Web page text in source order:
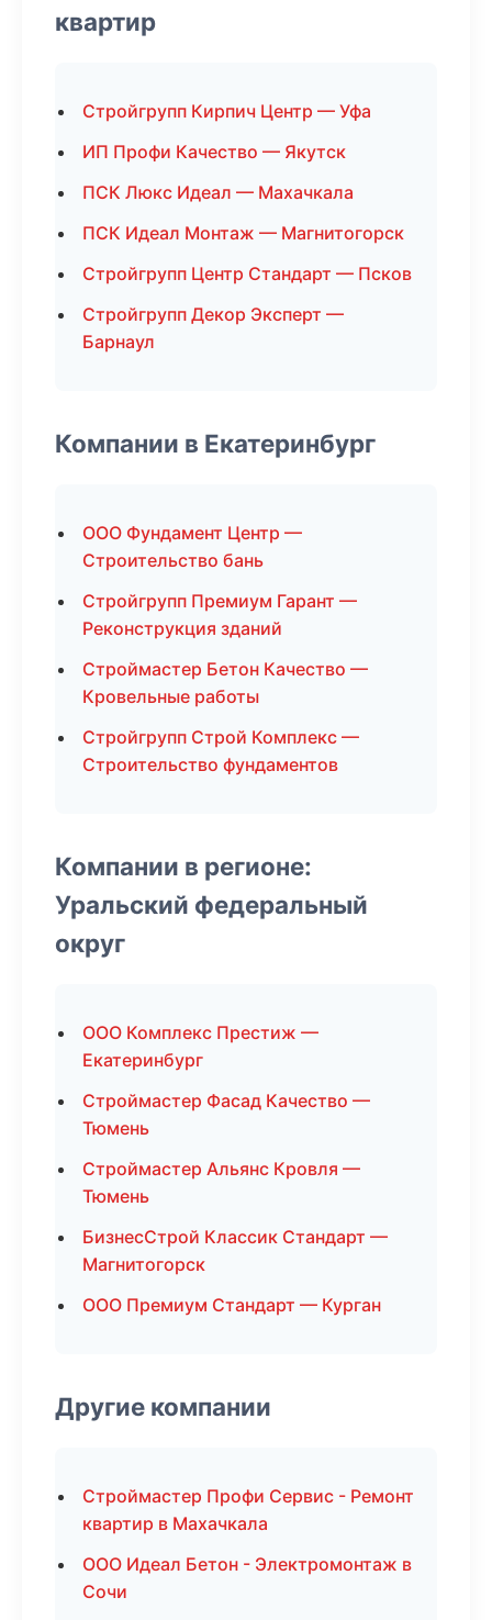
квартир
Стройгрупп Кирпич Центр — Уфа
ИП Профи Качество — Якутск
ПСК Люкс Идеал — Махачкала
ПСК Идеал Монтаж — Магнитогорск
Стройгрупп Центр Стандарт — Псков
Стройгрупп Декор Эксперт —
Барнаул
Компании в Екатеринбург
ООО Фундамент Центр —
Строительство бань
Стройгрупп Премиум Гарант —
Реконструкция зданий
Строймастер Бетон Качество —
Кровельные работы
Стройгрупп Строй Комплекс —
Строительство фундаментов
Компании в регионе:
Уральский федеральный
округ
ООО Комплекс Престиж —
Екатеринбург
Строймастер Фасад Качество —
Тюмень
Строймастер Альянс Кровля —
Тюмень
БизнесСтрой Классик Стандарт —
Магнитогорск
ООО Премиум Стандарт — Курган
Другие компании
Строймастер Профи Сервис - Ремонт
квартир в Махачкала
ООО Идеал Бетон - Электромонтаж в
Сочи